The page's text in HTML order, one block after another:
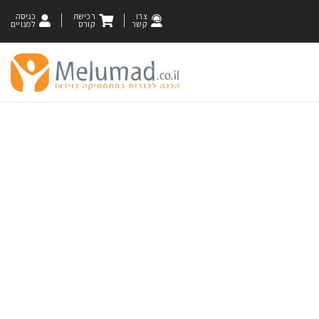
כניסה
למנויים
רכישת
קורס
צרו
קשר